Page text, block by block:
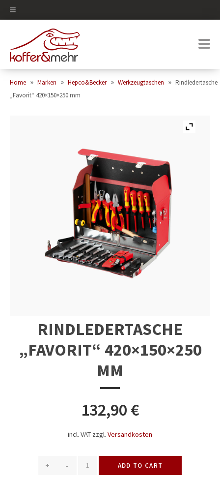
Home » Marken » Hepco&Becker » Werkzeugtaschen » Rindledertasche
„Favorit“ 420×150×250 mm
RINDLEDERTASCHE
„FAVORIT“ 420×150×250
MM
132,90 €
incl. VAT zzgl. Versandkosten
+ - ADD TO CART